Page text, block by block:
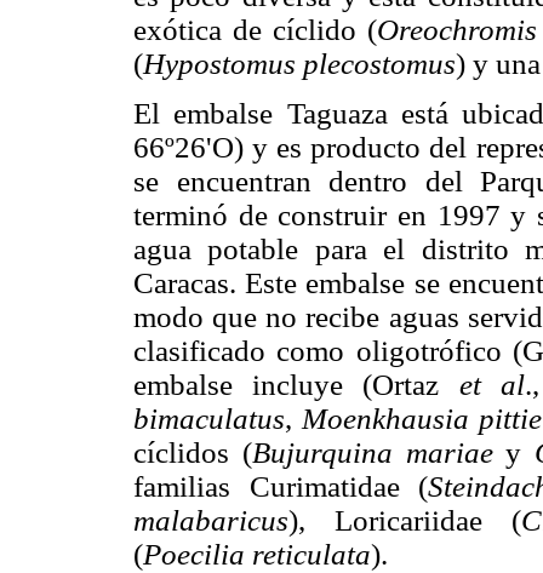
exótica de cíclido (Oreochromis
(Hypostomus plecostomus) y
El embalse Taguaza está
66º26'O) y es producto del
se encuentran dentro del
terminó de construir en 1997 y
agua potable para el distrito
Caracas. Este embalse se
modo que no recibe aguas
clasificado como oligotrófico
embalse incluye (Ortaz et al
bimaculatus, Moenkhausia
cíclidos (Bujurquina mariaey
familias Curimatidae (
malabaricus), Loricariidae (
(Poecilia reticulata).